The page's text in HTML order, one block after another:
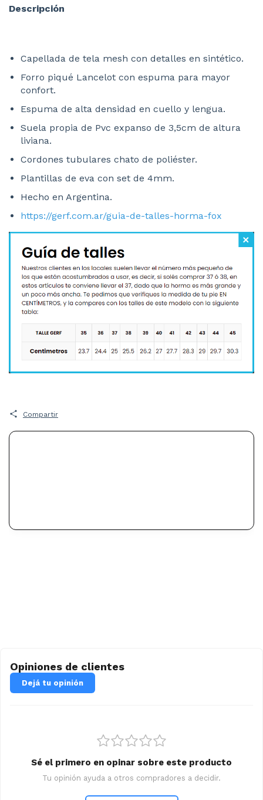
Descripción
Capellada de tela mesh con detalles en sintético.
Forro piqué Lancelot con espuma para mayor
confort.
Espuma de alta densidad en cuello y lengua.
Suela propia de Pvc expanso de 3,5cm de altura
liviana.
Cordones tubulares chato de poliéster.
Plantillas de eva con set de 4mm.
Hecho en Argentina.
https://gerf.com.ar/guia-de-talles-horma-fox
Compartir
Opiniones de clientes
Dejá tu opinión
Sé el primero en opinar sobre este producto
Tu opinión ayuda a otros compradores a decidir.